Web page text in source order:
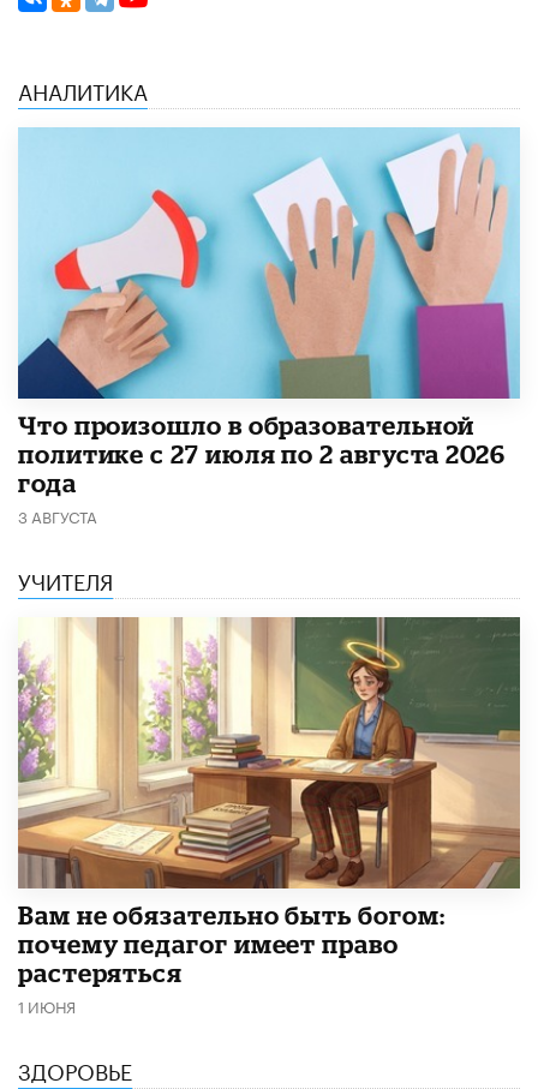
АНАЛИТИКА
​Что произошло в образовательной
политике с 27 июля по 2 августа 2026
года
3 АВГУСТА
УЧИТЕЛЯ
​Вам не обязательно быть богом:
почему педагог имеет право
растеряться
1 ИЮНЯ
ЗДОРОВЬЕ